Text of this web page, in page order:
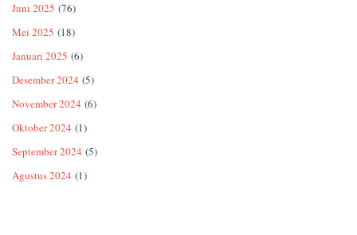
Juni 2025 (76)
Mei 2025 (18)
Januari 2025 (6)
Desember 2024 (5)
November 2024 (6)
Oktober 2024 (1)
September 2024 (5)
Agustus 2024 (1)